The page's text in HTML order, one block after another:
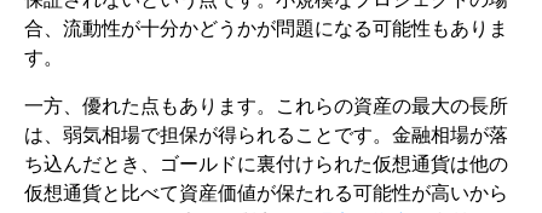
合、流動性が十分かどうかが問題になる可能性もありま
す。
一方、優れた点もあります。これらの資産の最大の長所
は、弱気相場で担保が得られることです。金融相場が落
ち込んだとき、ゴールドに裏付けられた仮想通貨は他の
仮想通貨と比べて資産価値が保たれる可能性が高いから